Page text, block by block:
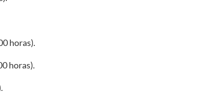
horas).
horas).